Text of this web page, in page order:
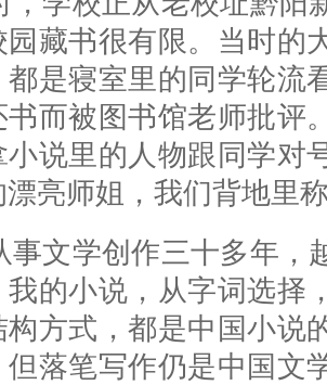
园藏书很有限。当时的
都是寝室里的同学轮流
书而被图书馆老师批评
小说里的人物跟同学对
亮师姐，我们背地里
事文学创作三十多年，
我的小说，从字词选择
构方式，都是中国小说
但落笔写作仍是中国文